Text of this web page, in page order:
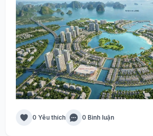
0 Yêu thích 0 Bình luận